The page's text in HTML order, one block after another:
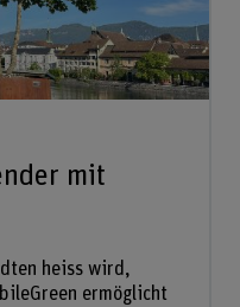
mit
heiss wird,
ermöglicht